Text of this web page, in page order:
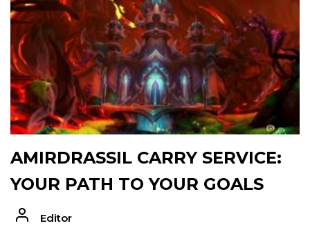
AMIRDRASSIL CARRY SERVICE:
YOUR PATH TO YOUR GOALS
Editor